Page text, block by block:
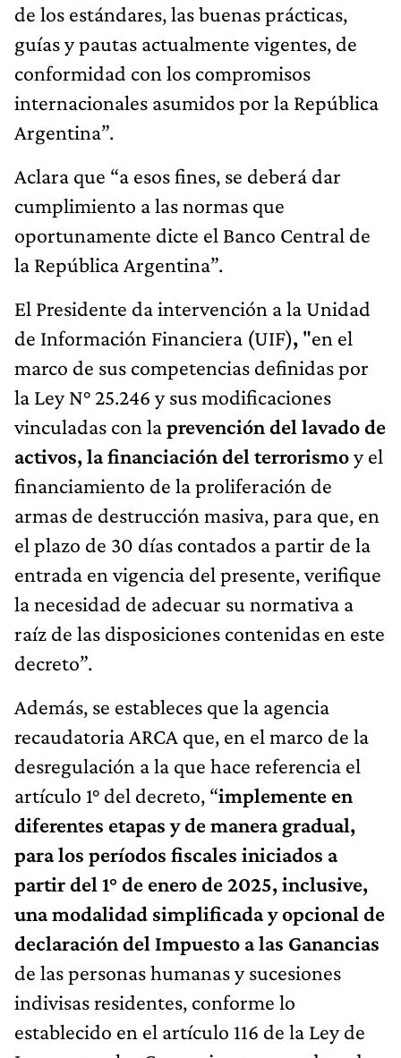
de los estándares, las buenas prácticas,
guías y pautas actualmente vigentes, de
conformidad con los compromisos
internacionales asumidos por la República
Argentina”.
Aclara que “a esos fines, se deberá dar
cumplimiento a las normas que
oportunamente dicte el Banco Central de
la República Argentina”.
El Presidente da intervención a la Unidad
de Información Financiera (UIF), "en el
marco de sus competencias definidas por
la Ley N° 25.246 y sus modificaciones
vinculadas con laprevención del lavado de
activos, la financiación del terrorismoy el
financiamiento de la proliferación de
armas de destrucción masiva, para que, en
el plazo de 30 días contados a partir de la
entrada en vigencia del presente, verifique
la necesidad de adecuar su normativa a
raíz de las disposiciones contenidas en este
decreto”.
Además, se estableces que la agencia
recaudatoria ARCA que, en el marco de la
desregulación a la que hace referencia el
artículo 1° del decreto, “implemente en
diferentes etapas y de manera gradual,
para los períodos fiscales iniciados a
partir del 1° de enero de 2025, inclusive,
una modalidad simplificada y opcional de
declaración del Impuesto a las Ganancias
de las personas humanas y sucesiones
indivisas residentes, conforme lo
establecido en el artículo 116 de la Ley de